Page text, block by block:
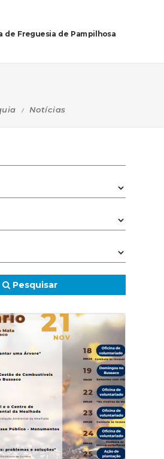
de Freguesia de Pampilhosa
Notícias
Pesquisar